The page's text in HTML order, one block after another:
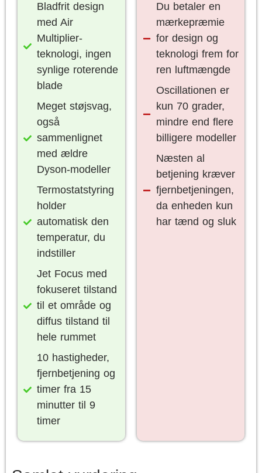
Bladfrit design
med Air
Multiplier-
teknologi, ingen
synlige roterende
blade
Meget støjsvag,
også
sammenlignet
med ældre
Dyson-modeller
Termostatstyring
holder
automatisk den
temperatur, du
indstiller
Jet Focus med
fokuseret tilstand
til et område og
diffus tilstand til
hele rummet
10 hastigheder,
fjernbetjening og
timer fra 15
minutter til 9
timer
Du betaler en
mærkepræmie
for design og
teknologi frem for
ren luftmængde
Oscillationen er
kun 70 grader,
mindre end flere
billigere modeller
Næsten al
betjening kræver
fjernbetjeningen,
da enheden kun
har tænd og sluk